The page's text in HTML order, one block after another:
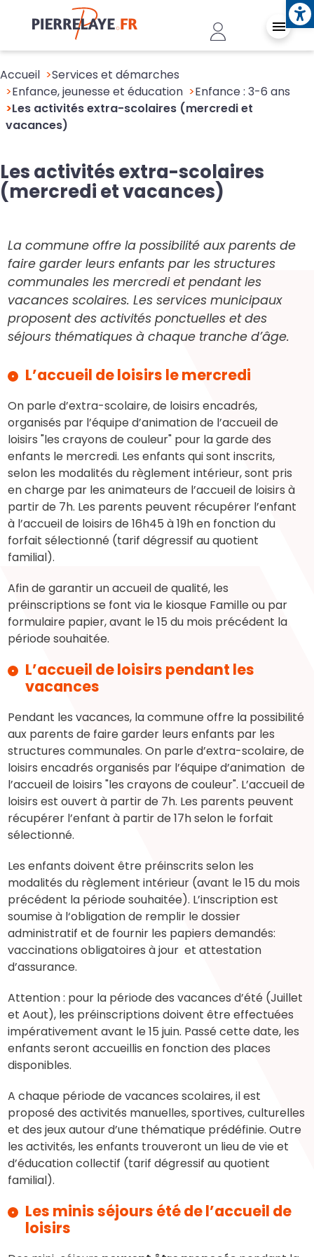
Aller au contenu principal
Header -
Accueil
Services et démarches
Enfance, jeunesse et éducation
Enfance : 3-6 ans
Les activités extra-scolaires (mercredi et
vacances)
Les activités extra-scolaires
(mercredi et vacances)
La commune offre la possibilité aux parents de
faire garder leurs enfants par les structures
communales les mercredi et pendant les
vacances scolaires. Les services municipaux
proposent des activités ponctuelles et des
séjours thématiques à chaque tranche d’âge.
L’accueil de loisirs le mercredi
On parle d’extra-scolaire, de loisirs encadrés,
organisés par l’équipe d’animation de l’accueil de
loisirs "les crayons de couleur" pour la garde des
enfants le mercredi. Les enfants qui sont inscrits,
selon les modalités du règlement intérieur, sont pris
en charge par les animateurs de l’accueil de loisirs à
partir de 7h. Les parents peuvent récupérer l’enfant
à l’accueil de loisirs de 16h45 à 19h en fonction du
forfait sélectionné (tarif dégressif au quotient
familial).
Afin de garantir un accueil de qualité, les
préinscriptions se font via le kiosque Famille ou par
formulaire papier, avant le 15 du mois précédent la
période souhaitée.
L’accueil de loisirs pendant les
vacances
Pendant les vacances, la commune offre la possibilité
aux parents de faire garder leurs enfants par les
structures communales. On parle d’extra-scolaire, de
loisirs encadrés organisés par l’équipe d’animation de
l’accueil de loisirs "les crayons de couleur". L’accueil de
loisirs est ouvert à partir de 7h. Les parents peuvent
récupérer l’enfant à partir de 17h selon le forfait
sélectionné.
Les enfants doivent être préinscrits selon les
modalités du règlement intérieur (avant le 15 du mois
précédent la période souhaitée). L’inscription est
soumise à l‘obligation de remplir le dossier
administratif et de fournir les papiers demandés:
vaccinations obligatoires à jour et attestation
d’assurance.
Attention : pour la période des vacances d’été (Juillet
et Aout), les préinscriptions doivent être effectuées
impérativement avant le 15 juin. Passé cette date, les
enfants seront accueillis en fonction des places
disponibles.
A chaque période de vacances scolaires, il est
proposé des activités manuelles, sportives, culturelles
et des jeux autour d’une thématique prédéfinie. Outre
les activités, les enfants trouveront un lieu de vie et
d’éducation collectif (tarif dégressif au quotient
familial).
Les minis séjours été de l’accueil de
loisirs